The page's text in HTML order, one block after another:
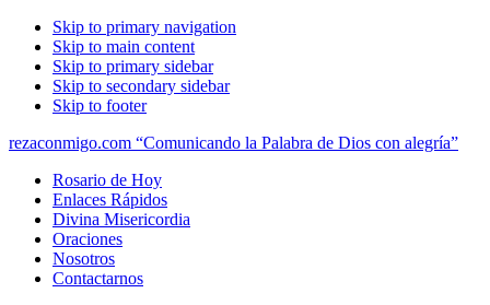
Skip to primary navigation
Skip to main content
Skip to primary sidebar
Skip to secondary sidebar
Skip to footer
rezaconmigo.com “Comunicando la Palabra de Dios con alegría”
Rosario de Hoy
Enlaces Rápidos
Divina Misericordia
Oraciones
Nosotros
Contactarnos